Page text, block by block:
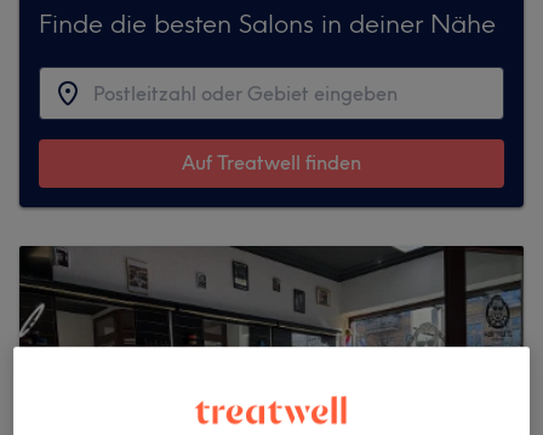
Finde die besten Salons in deiner Nähe
Auf Treatwell finden